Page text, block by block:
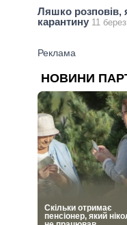
Ляшко розповів,
карантину 11